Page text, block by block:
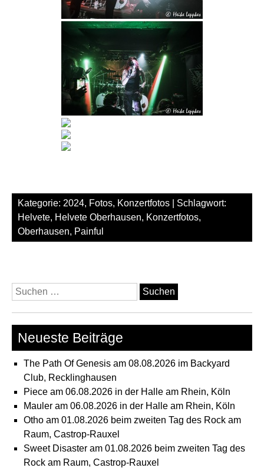
Kategorie: 2024, Fotos, Konzertfotos | Schlagwort:
Helvete, Helvete Oberhausen, Konzertfotos,
Oberhausen, Painful
Suchen
nach:
Neueste Beiträge
The Path Of Genesis am 08.08.2026 im Backyard
Club, Recklinghausen
Piece am 06.08.2026 in der Halle am Rhein, Köln
Mauler am 06.08.2026 in der Halle am Rhein, Köln
Otho am 01.08.2026 beim zweiten Tag des Rock am
Raum, Castrop-Rauxel
Sweet Disaster am 01.08.2026 beim zweiten Tag des
Rock am Raum, Castrop-Rauxel